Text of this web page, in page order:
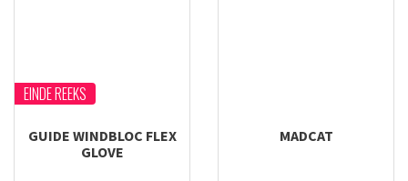
EINDE REEKS
GUIDE WINDBLOC FLEX
GLOVE
MADCAT